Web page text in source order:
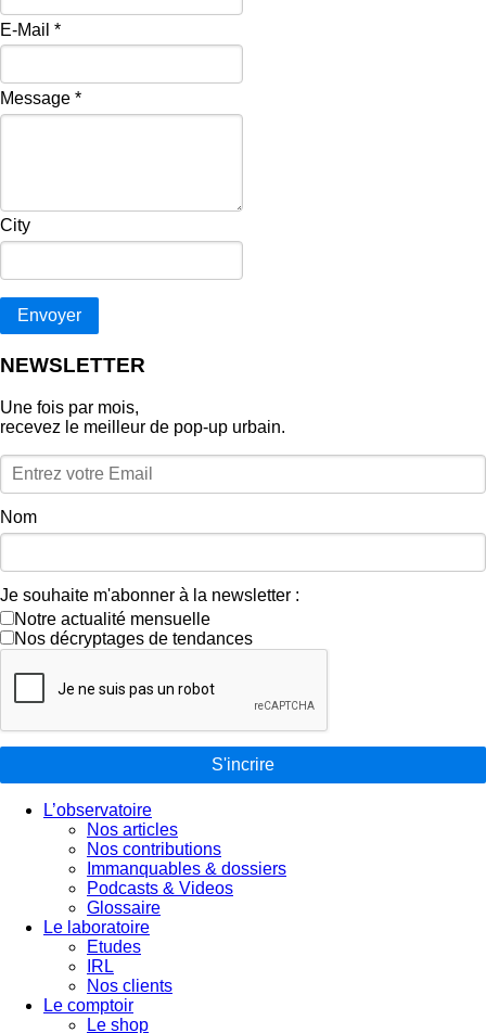
E-Mail *
Message *
City
Envoyer
NEWSLETTER
Une fois par mois,
recevez le meilleur de pop‑up urbain.
Nom
Je souhaite m'abonner à la newsletter :
Notre actualité mensuelle
Nos décryptages de tendances
S'incrire
L’observatoire
Nos articles
Nos contributions
Immanquables & dossiers
Podcasts & Videos
Glossaire
Le laboratoire
Etudes
IRL
Nos clients
Le comptoir
Le shop